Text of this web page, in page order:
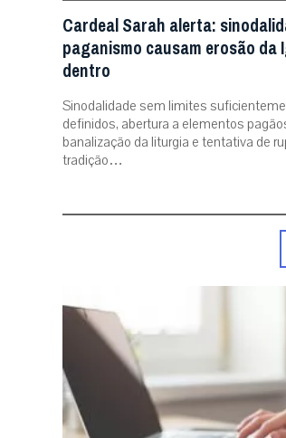
Cardeal Sarah alerta:
paganismo causam erosão da
dentro
Sinodalidade sem limites
definidos, abertura a elementos
banalização da liturgia e tentativa de
tradição…